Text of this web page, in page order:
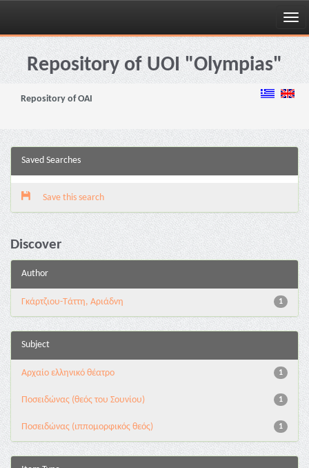
Skip
navigationRepository of UOI "Olympias"
Repository of OAI
Saved Searches
Save this search
Discover
Author
1
Γκάρτζιου-Τάττη, Αριάδνη
Subject
1
Αρχαίο ελληνικό θέατρο
1
Ποσειδώνας (θεός του Σουνίου)
1
Ποσειδώνας (ιππομορφικός θεός)